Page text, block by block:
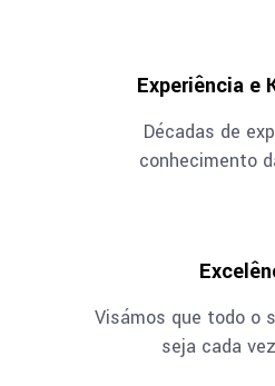
Experiência e
Décadas de
conhecimento
Visámos que todo o
seja cada